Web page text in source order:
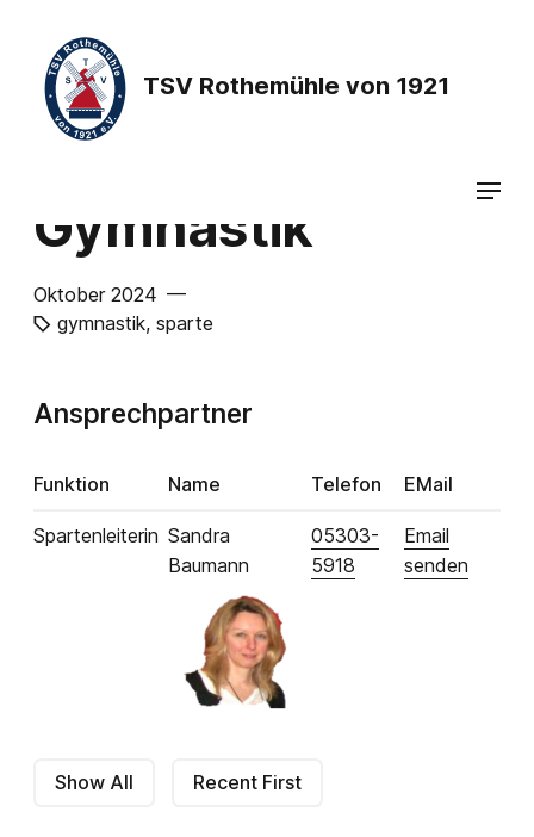
TSV Rothemühle von 1921
Gymnastik
Oktober 2024 —
gymnastik, sparte
Ansprechpartner
Funktion Name Telefon EMail
Spartenleiterin Sandra
Baumann
05303-
5918
Email
senden
Show All Recent First